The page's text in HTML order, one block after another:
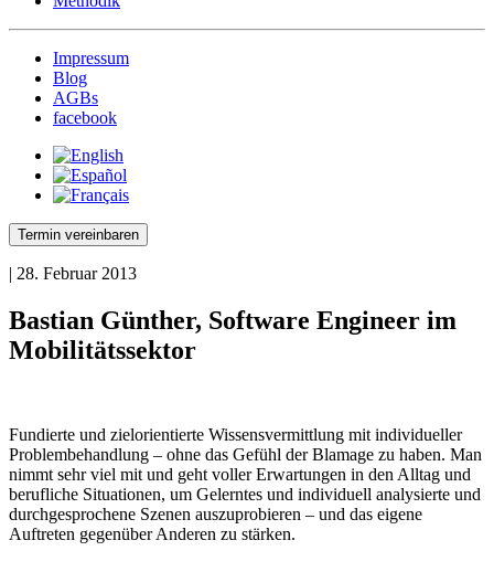
Impressum
Blog
AGBs
facebook
Termin vereinbaren
| 28. Februar 2013
Bastian Günther, Software Engineer im
Mobilitätssektor
Fundierte und zielorientierte Wissensvermittlung mit individueller
Problembehandlung – ohne das Gefühl der Blamage zu haben. Man
nimmt sehr viel mit und geht voller Erwartungen in den Alltag und
berufliche Situationen, um Gelerntes und individuell analysierte und
durchgesprochene Szenen auszuprobieren – und das eigene
Auftreten gegenüber Anderen zu stärken.